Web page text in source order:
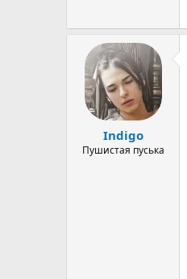
Indigo
Пушистая пуська